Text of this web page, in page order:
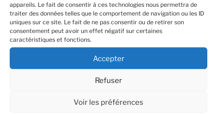
appareils. Le fait de consentir à ces technologies nous permettra de
traiter des données telles que le comportement de navigation ou les ID
uniques sur ce site. Le fait de ne pas consentir ou de retirer son
consentement peut avoir un effet négatif sur certaines
caractéristiques et fonctions.
Accepter
Refuser
Voir les préférences
1-Durée et coût d’une séance ?
Si je manque un rendez-vous ?
Si je suis en retard à un rendez-vous ?